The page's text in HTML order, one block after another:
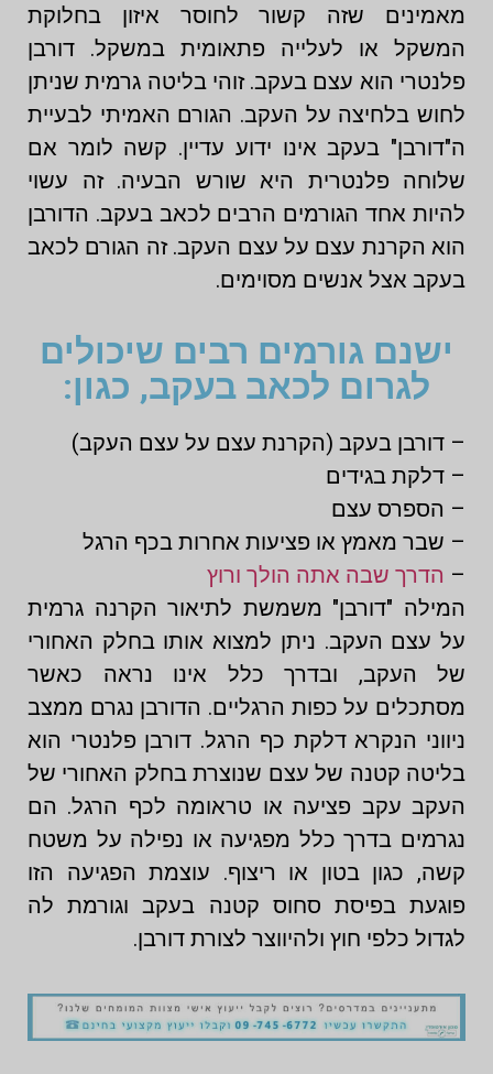
מאמינים שזה קשור לחוסר איזון בחלוקת
המשקל או לעלייה פתאומית במשקל. דורבן
פלנטרי הוא עצם בעקב. זוהי בליטה גרמית שניתן
לחוש בלחיצה על העקב. הגורם האמיתי לבעיית
ה"דורבן" בעקב אינו ידוע עדיין. קשה לומר אם
שלוחה פלנטרית היא שורש הבעיה. זה עשוי
להיות אחד הגורמים הרבים לכאב בעקב. הדורבן
הוא הקרנת עצם על עצם העקב. זה הגורם לכאב
בעקב אצל אנשים מסוימים.
ישנם גורמים רבים שיכולים
לגרום לכאב בעקב, כגון:
– דורבן בעקב (הקרנת עצם על עצם העקב)
– דלקת בגידים
– הספרס עצם
– שבר מאמץ או פציעות אחרות בכף הרגל
– הדרך שבה אתה הולך ורוץ
המילה "דורבן" משמשת לתיאור הקרנה גרמית
על עצם העקב. ניתן למצוא אותו בחלק האחורי
של העקב, ובדרך כלל אינו נראה כאשר
מסתכלים על כפות הרגליים. הדורבן נגרם ממצב
ניווני הנקרא דלקת כף הרגל. דורבן פלנטרי הוא
בליטה קטנה של עצם שנוצרת בחלק האחורי של
העקב עקב פציעה או טראומה לכף הרגל. הם
נגרמים בדרך כלל מפגיעה או נפילה על משטח
קשה, כגון בטון או ריצוף. עוצמת הפגיעה הזו
פוגעת בפיסת סחוס קטנה בעקב וגורמת לה
לגדול כלפי חוץ ולהיווצר לצורת דורבן.